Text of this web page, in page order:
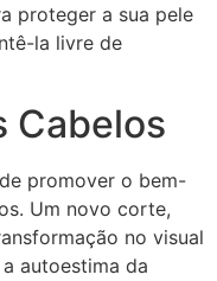
proteger a sua pele
la livre de
Cabelos
promover o bem-
Um novo corte,
no visual
autoestima da